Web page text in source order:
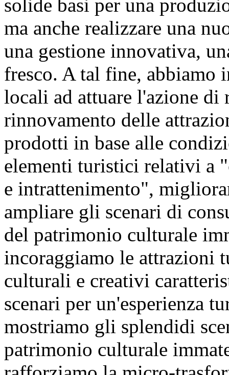
solide basi per una
ma anche realizzare una
una gestione innovativa,
fresco. A tal fine, abbiamo
locali ad attuare l'azione di
rinnovamento delle
prodotti in base alle
elementi turistici relativi a
e intrattenimento",
ampliare gli scenari di
del patrimonio culturale
incoraggiamo le attrazioni
culturali e creativi
scenari per un'esperienza
mostriamo gli splendidi
patrimonio culturale